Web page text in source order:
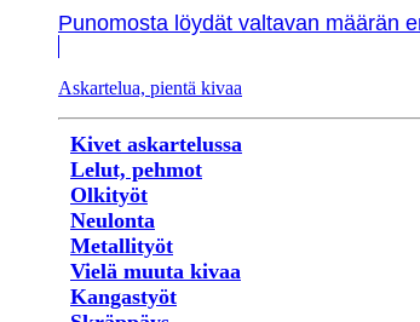
Punomosta löydät valtavan määrän
Askartelua, pientä kivaa
Kivet askartelussa
Lelut, pehmot
Olkityöt
Neulonta
Metallityöt
Vielä muuta kivaa
Kangastyöt